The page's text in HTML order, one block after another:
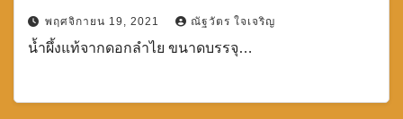
พฤศจิกายน 19, 2021 ณัฐวัตร ใจเจริญ
น้ำผึ้งแท้จากดอกลำไย ขนาดบรรจุ…